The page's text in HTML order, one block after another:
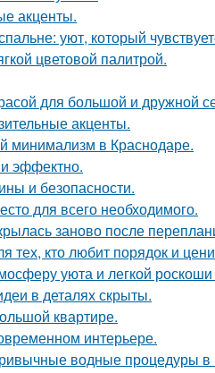
акценты.
уют, который
цветовой палитрой.
для большой и дружной
акценты.
минимализм в Краснодаре.
эффектно.
и безопасности.
для всего необходимого.
заново после
тех, кто любит порядок и
уюта и легкой
в деталях скрыты.
квартире.
интерьере.
водные процедуры